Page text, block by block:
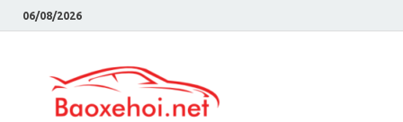
06/08/2026